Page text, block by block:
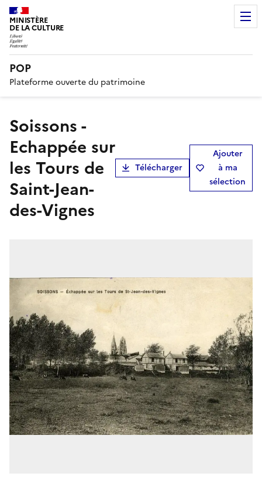
MINISTÈRE
DE LA CULTURE
POP
Plateforme ouverte du patrimoine
Soissons -
Echappée sur
les Tours de
Saint-Jean-
des-Vignes
Télécharger
Ajouter
à ma
sélection